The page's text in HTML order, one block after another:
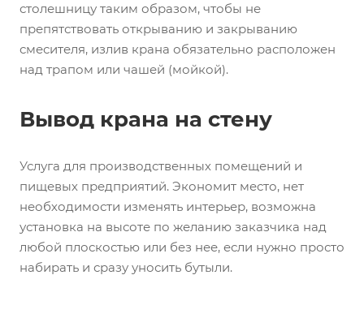
столешницу таким образом, чтобы не
препятствовать открыванию и закрыванию
смесителя, излив крана обязательно расположен
над трапом или чашей (мойкой).
Вывод крана на стену
Услуга для производственных помещений и
пищевых предприятий. Экономит место, нет
необходимости изменять интерьер, возможна
установка на высоте по желанию заказчика над
любой плоскостью или без нее, если нужно просто
набирать и сразу уносить бутыли.